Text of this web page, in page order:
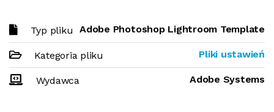
Typ pliku Adobe Photoshop Lightroom Template
Kategoria pliku Pliki ustawień
Wydawca Adobe Systems